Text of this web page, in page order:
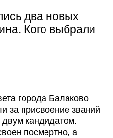
два новых
Кого выбрали
города Балаково
за присвоение званий
кандидатом.
посмертно, а